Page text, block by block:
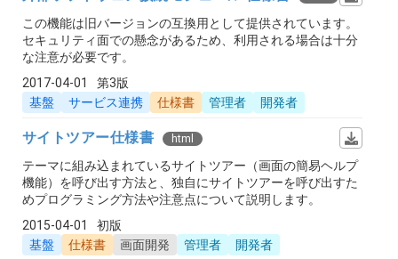
この機能は旧バージョンの互換用として提供されています。
セキュリティ面での懸念があるため、利用される場合は十分
な注意が必要です。
2017-04-01
第3版
基盤
サービス連携 仕様書 管理者 開発者
サイトツアー仕様書 html
テーマに組み込まれているサイトツアー（画面の簡易ヘルプ
機能）を呼び出す方法と、独自にサイトツアーを呼び出すた
めプログラミング方法や注意点について説明します。
2015-04-01
初版
基盤
仕様書 画面開発 管理者 開発者